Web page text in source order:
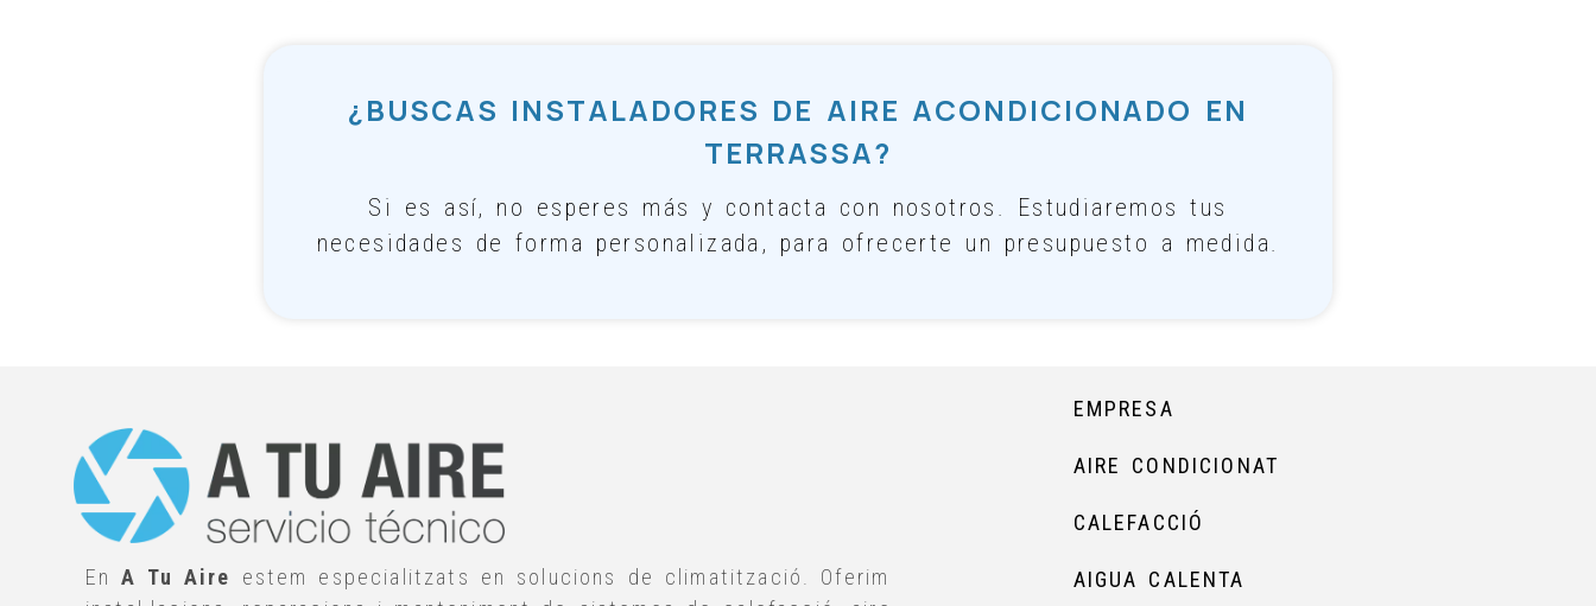
¿BUSCAS INSTALADORES DE AIRE ACONDICIONADO EN
TERRASSA?
Si es así, no esperes más y contacta con nosotros. Estudiaremos tus
necesidades de forma personalizada, para ofrecerte un presupuesto a medida.
EnA Tu Aire
estem especialitzats en solucions de climatització. Oferim
EMPRESA
AIRE CONDICIONAT
CALEFACCIÓ
AIGUA CALENTA